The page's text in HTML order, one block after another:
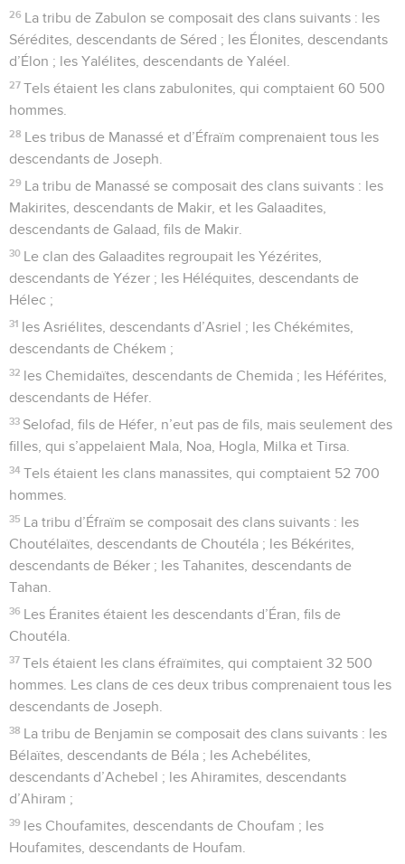
26 La tribu de Zabulon se composait des clans suivants : les
Sérédites, descendants de Séred ; les Élonites, descendants
d’Élon ; les Yalélites, descendants de Yaléel.
27 Tels étaient les clans zabulonites, qui comptaient 60 500
hommes.
28 Les tribus de Manassé et d’Éfraïm comprenaient tous les
descendants de Joseph.
29 La tribu de Manassé se composait des clans suivants : les
Makirites, descendants de Makir, et les Galaadites,
descendants de Galaad, fils de Makir.
30 Le clan des Galaadites regroupait les Yézérites,
descendants de Yézer ; les Héléquites, descendants de
Hélec ;
31 les Asriélites, descendants d’Asriel ; les Chékémites,
descendants de Chékem ;
32 les Chemidaïtes, descendants de Chemida ; les Héférites,
descendants de Héfer.
33 Selofad, fils de Héfer, n’eut pas de fils, mais seulement des
filles, qui s’appelaient Mala, Noa, Hogla, Milka et Tirsa.
34 Tels étaient les clans manassites, qui comptaient 52 700
hommes.
35 La tribu d’Éfraïm se composait des clans suivants : les
Choutélaïtes, descendants de Choutéla ; les Békérites,
descendants de Béker ; les Tahanites, descendants de
Tahan.
36 Les Éranites étaient les descendants d’Éran, fils de
Choutéla.
37 Tels étaient les clans éfraïmites, qui comptaient 32 500
hommes. Les clans de ces deux tribus comprenaient tous les
descendants de Joseph.
38 La tribu de Benjamin se composait des clans suivants : les
Bélaïtes, descendants de Béla ; les Achebélites,
descendants d’Achebel ; les Ahiramites, descendants
d’Ahiram ;
39 les Choufamites, descendants de Choufam ; les
Houfamites, descendants de Houfam.